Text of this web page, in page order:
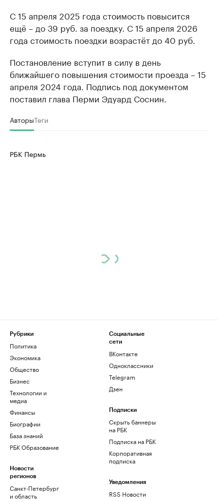
С 15 апреля 2025 года стоимость повысится
ещё – до 39 руб. за поездку. С 15 апреля 2026
года стоимость поездки возрастёт до 40 руб.
Постановление вступит в силу в день
ближайшего повышения стоимости проезда – 15
апреля 2024 года. Подпись под документом
поставил глава Перми Эдуард Соснин.
АвторыТеги
РБК Пермь
Рубрики
Политика
Экономика
Общество
Бизнес
Технологии и
медиа
Финансы
Биографии
База знаний
РБК Образование
Новости
регионов
Санкт-Петербург
и область
Социальные
сети
ВКонтакте
Одноклассники
Telegram
Дзен
Подписки
Скрыть баннеры
на РБК
Подписка на РБК
Корпоративная
подписка
Уведомления
RSS Новости